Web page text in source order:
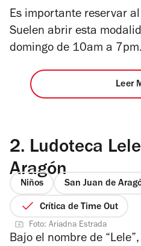
Es importante reservar
Suelen abrir esta
domingo de 10am a 7pm.
Leer
2. Ludoteca
Aragón
Niños San Juan de
Crítica de Time Out
Foto: Ariadna Estrada
Bajo el nombre de